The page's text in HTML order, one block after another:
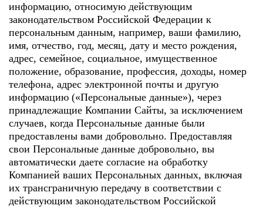
информацию, относимую действующим
законодательством Российской Федерации к
персональным данным, например, ваши фамилию,
имя, отчество, год, месяц, дату и место рождения,
адрес, семейное, социальное, имущественное
положение, образование, профессия, доходы, номер
телефона, адрес электронной почты и другую
информацию («Персональные данные»), через
принадлежащие Компании Сайты, за исключением
случаев, когда Персональные данные были
предоставлены вами добровольно. Предоставляя
свои Персональные данные добровольно, вы
автоматически даете согласие на обработку
Компанией ваших Персональных данных, включая
их трансграничную передачу в соответствии с
действующим законодательством Российской